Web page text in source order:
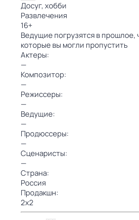
Досуг, хобби
Развлечения
16+
Ведущие погрузятся в
которые вы могли пропустить
Актеры:
—
Композитор:
—
Режиссеры:
—
Ведущие:
—
Продюссеры:
—
Сценаристы:
—
Страна:
Россия
Продакшн:
2x2